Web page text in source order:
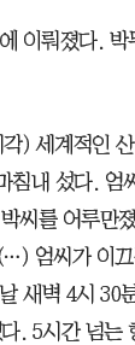
이뤄졌다.
) 세계적인
침내 섰다. 엄
씨를 어루만
엄씨가 이
새벽 4시 30
. 5시간 넘는